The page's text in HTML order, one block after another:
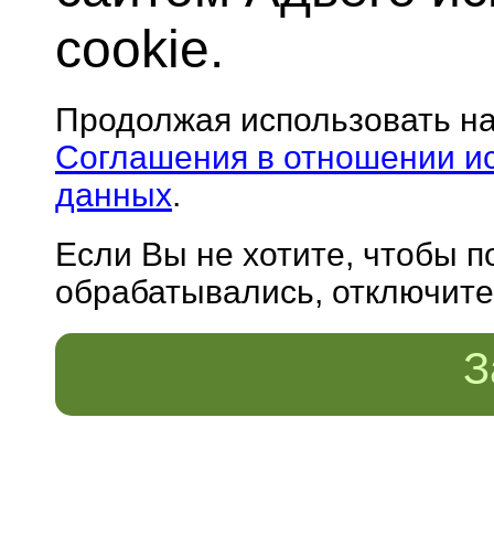
cookie.
Продолжая использовать
Соглашения в отношении
данных.
Если Вы не хотите, чтобы
обрабатывались,